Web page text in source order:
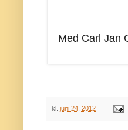
Med Carl Jan
kl. juni 24, 2012